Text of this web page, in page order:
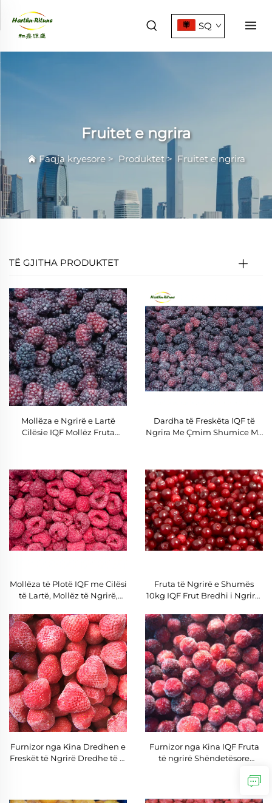
SQ
Fruitet e ngrira
Faqja kryesore> Produktet> Fruitet e ngrira
TË GJITHA PRODUKTET
Mollëza e Ngrirë e Lartë
Cilësie IQF Mollëz Fruta
Dardha të Freskëta IQF të
Ngrira Me Çmim Shumice Me
Mollëza të Plotë IQF me Cilësi
të Lartë, Mollëz të Ngrirë,
Konkurrues për Eksport
Fruta të Ngrirë e Shumës
10kg IQF Frut Bredhi i Ngrirë,
Furnizor nga Kina Dredhen e
Freskët të Ngrirë Dredhe të Zi
Furnizor nga Kina IQF Fruta
të ngrirë Shëndetësore